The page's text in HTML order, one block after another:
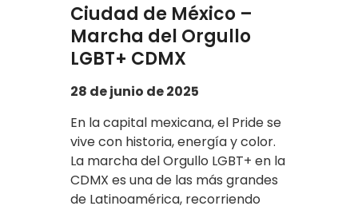
Ciudad de México –
Marcha del Orgullo
LGBT+ CDMX
28 de junio de 2025
En la capital mexicana, el Pride se
vive con historia, energía y color.
La marcha del Orgullo LGBT+ en la
CDMX es una de las más grandes
de Latinoamérica, recorriendo